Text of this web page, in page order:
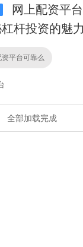
网上配资平
杆投资的魅
资平台可靠么
全部加载完成